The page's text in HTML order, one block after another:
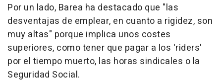
Por un lado, Barea ha destacado que "las
desventajas de emplear, en cuanto a rigidez, son
muy altas" porque implica unos costes
superiores, como tener que pagar a los 'riders'
por el tiempo muerto, las horas sindicales o la
Seguridad Social.